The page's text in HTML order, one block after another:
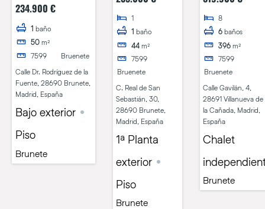
Rodríguez de la
Fuente
234.900 €
1 baño
50 m²
7599
Bruenete
Calle Dr. Rodríguez de la
Fuente, 28690 Brunete,
Madrid, España
Bajo exterior
Piso
Brunete
30, Brunete
1
1 baño
44 m²
7599
Bruenete
C. Real de San
Sebastián, 30,
28690 Brunete,
Madrid, España
1ª Planta
exterior
Piso
Brunete
en venta en
Calle Gavilán, La
Raya del
Palancar
8
6 baños
396 m²
7599
Bruenete
Calle Gavilán, 4,
28691 Villanueva de
la Cañada, Madrid,
España
Chalet
Brunete